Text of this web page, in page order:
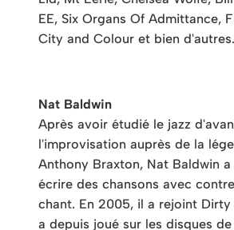
EE, Six Organs Of Admittance,
City and Colour et bien d'autres.
Nat Baldwin
Après avoir étudié le jazz
l'improvisation auprès de la
Anthony Braxton, Nat Baldwin
écrire des chansons avec
chant. En 2005, il a rejoint
a depuis joué sur les disques